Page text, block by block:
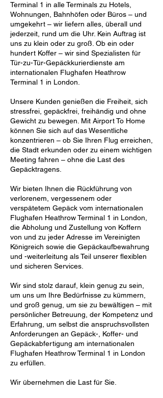
Terminal 1 in alle Terminals zu Hotels,
Wohnungen, Bahnhöfen oder Büros – und
umgekehrt – wir liefern alles, überall und
jederzeit, rund um die Uhr. Kein Auftrag ist
uns zu klein oder zu groß. Ob ein oder
hundert Koffer – wir sind Spezialisten für
Tür-zu-Tür-Gepäckkurierdienste am
internationalen Flughafen Heathrow
Terminal 1 in London.
Unsere Kunden genießen die Freiheit, sich
stressfrei, gepäckfrei, freihändig und ohne
Gewicht zu bewegen. Mit Airport To Home
können Sie sich auf das Wesentliche
konzentrieren – ob Sie Ihren Flug erreichen,
die Stadt erkunden oder zu einem wichtigen
Meeting fahren – ohne die Last des
Gepäcktragens.
Wir bieten Ihnen die Rückführung von
verlorenem, vergessenem oder
verspätetem Gepäck vom internationalen
Flughafen Heathrow Terminal 1 in London,
die Abholung und Zustellung von Koffern
von und zu jeder Adresse im Vereinigten
Königreich sowie die Gepäckaufbewahrung
und -weiterleitung als Teil unserer flexiblen
und sicheren Services.
Wir sind stolz darauf, klein genug zu sein,
um uns um Ihre Bedürfnisse zu kümmern,
und groß genug, um sie zu bewältigen – mit
persönlicher Betreuung, der Kompetenz und
Erfahrung, um selbst die anspruchsvollsten
Anforderungen an Gepäck-, Koffer- und
Gepäckabfertigung am internationalen
Flughafen Heathrow Terminal 1 in London
zu erfüllen.
Wir übernehmen die Last für Sie.